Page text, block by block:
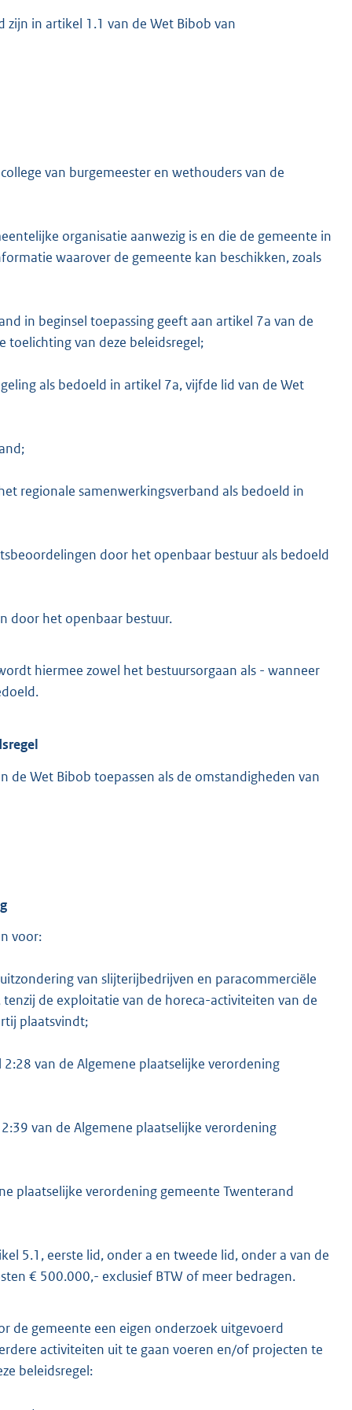
zijn in artikel 1.1 van de Wet Bibob van
van burgemeester en wethouders van de
organisatie aanwezig is en die de gemeente in
waarover de gemeente kan beschikken, zoals
in beginsel toepassing geeft aan artikel 7a van de
toelichting van deze beleidsregel;
als bedoeld in artikel 7a, vijfde lid van de Wet
regionale samenwerkingsverband als bedoeld in
door het openbaar bestuur als bedoeld
door het openbaar bestuur.
hiermee zowel het bestuursorgaan als - wanneer
de Wet Bibob toepassen als de omstandigheden van
voor:
van slijterijbedrijven en paracommerciële
de exploitatie van de horeca-activiteiten van de
plaatsvindt;
van de Algemene plaatselijke verordening
van de Algemene plaatselijke verordening
plaatselijke verordening gemeente Twenterand
5.1, eerste lid, onder a en tweede lid, onder a van de
€ 500.000,- exclusief BTW of meer bedragen.
de gemeente een eigen onderzoek uitgevoerd
activiteiten uit te gaan voeren en/of projecten te
beleidsregel: